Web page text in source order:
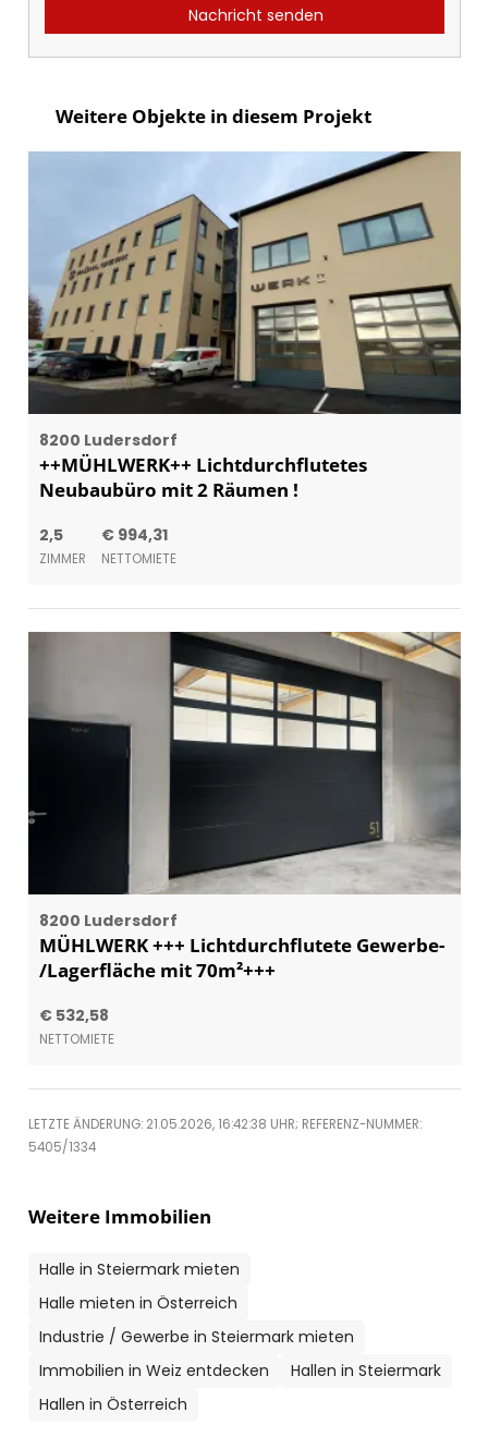
Nachricht senden
Weitere Objekte in diesem Projekt
8200 Ludersdorf
++MÜHLWERK++ Lichtdurchflutetes
Neubaubüro mit 2 Räumen !
2,5
ZIMMER
€ 994,31
NETTOMIETE
8200 Ludersdorf
MÜHLWERK +++ Lichtdurchflutete Gewerbe-
/Lagerfläche mit 70m²+++
€ 532,58
NETTOMIETE
LETZTE ÄNDERUNG: 21.05.2026, 16:42:38 UHR; REFERENZ-NUMMER:
5405/1334
Weitere Immobilien
Halle in Steiermark mieten
Halle mieten in Österreich
Industrie / Gewerbe in Steiermark mieten
Immobilien in Weiz entdecken
Hallen in Steiermark
Hallen in Österreich